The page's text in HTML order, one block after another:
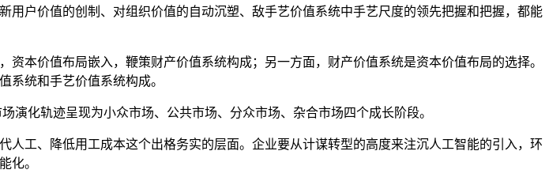
户价值的创制、对组织价值的自动沉塑、敌手艺价值系统中手艺尺度的领先把握和把握，都能
价值布局嵌入，鞭策财产价值系统构成；另一方面，财产价值系统是资本价值布局的选择。
系统和手艺价值系统构成。
化轨迹呈现为小众市场、公共市场、分众市场、杂合市场四个成长阶段。
、降低用工成本这个出格务实的层面。企业要从计谋转型的高度来注沉人工智能的引入，环
化。